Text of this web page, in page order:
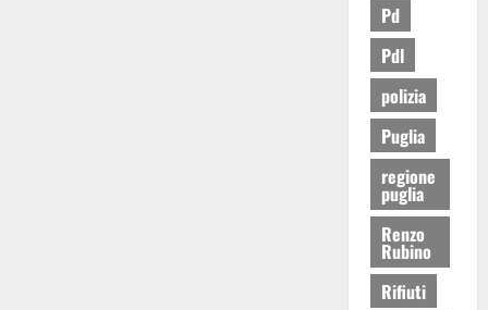
Pd
Pdl
polizia
Puglia
regione
puglia
Renzo
Rubino
Rifiuti